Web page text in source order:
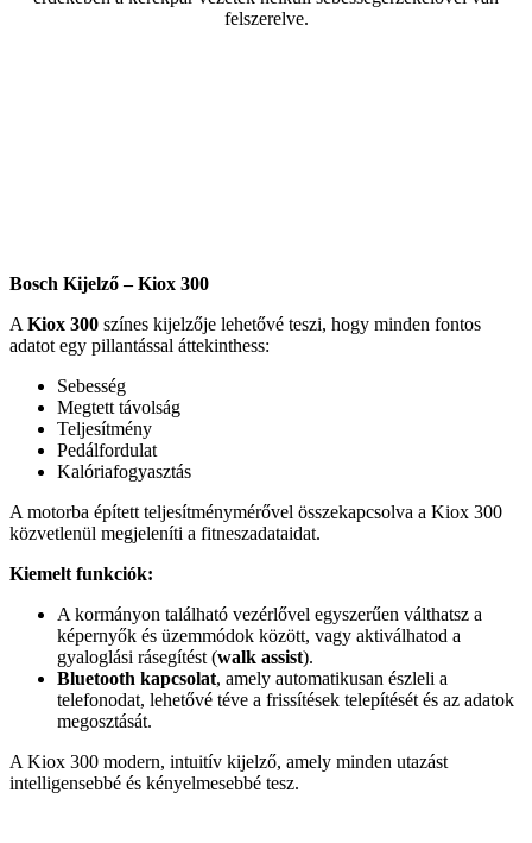
felszerelve.
Bosch Kijelző – Kiox 300
A Kiox 300 színes kijelzője lehetővé teszi, hogy minden fontos
adatot egy pillantással áttekinthess:
Sebesség
Megtett távolság
Teljesítmény
Pedálfordulat
Kalóriafogyasztás
A motorba épített teljesítménymérővel összekapcsolva a Kiox 300
közvetlenül megjeleníti a fitneszadataidat.
Kiemelt funkciók:
A kormányon található vezérlővel egyszerűen válthatsz a
képernyők és üzemmódok között, vagy aktiválhatod a
gyaloglási rásegítést (walk assist).
Bluetooth kapcsolat, amely automatikusan észleli a
telefonodat, lehetővé téve a frissítések telepítését és az adatok
megosztását.
A Kiox 300 modern, intuitív kijelző, amely minden utazást
intelligensebbé és kényelmesebbé tesz.